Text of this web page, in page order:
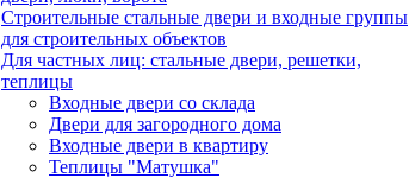
Строительные стальные двери и входные группы
для строительных объектов
Для частных лиц: стальные двери, решетки,
теплицы
Входные двери со склада
Двери для загородного дома
Входные двери в квартиру
Теплицы "Матушка"